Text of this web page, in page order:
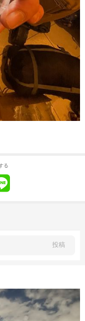
る
投稿